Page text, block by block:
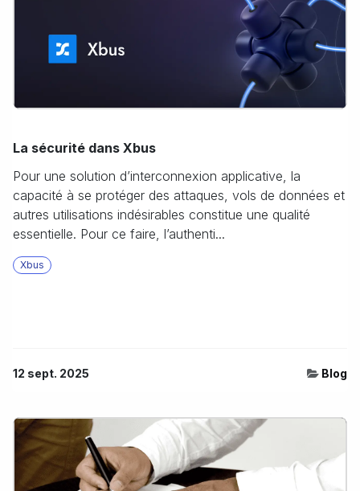
La sécurité dans Xbus
Pour une solution d’interconnexion applicative, la
capacité à se protéger des attaques, vols de données et
autres utilisations indésirables constitue une qualité
essentielle. Pour ce faire, l’authenti...
Xbus
12 sept. 2025 Blog